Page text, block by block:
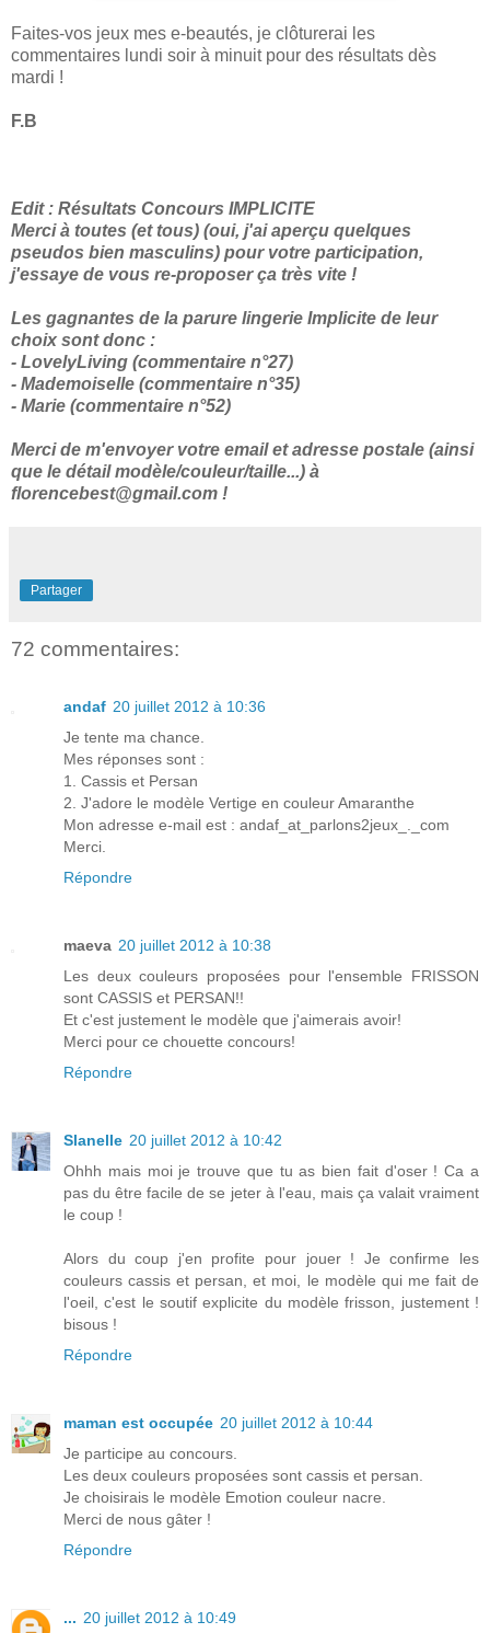
Faites-vos jeux mes e-beautés, je clôturerai les
commentaires lundi soir à minuit pour des résultats dès
mardi !
F.B
Edit : Résultats Concours IMPLICITE
Merci à toutes (et tous) (oui, j'ai aperçu quelques
pseudos bien masculins) pour votre participation,
j'essaye de vous re-proposer ça très vite !
Les gagnantes de la parure lingerie Implicite de leur
choix sont donc :
- LovelyLiving (commentaire n°27)
- Mademoiselle (commentaire n°35)
- Marie (commentaire n°52)
Merci de m'envoyer votre email et adresse postale (ainsi
que le détail modèle/couleur/taille...) à
florencebest@gmail.com !
Partager
72 commentaires:
andaf 20 juillet 2012 à 10:36
Je tente ma chance.
Mes réponses sont :
1. Cassis et Persan
2. J'adore le modèle Vertige en couleur Amaranthe
Mon adresse e-mail est : andaf_at_parlons2jeux_._com
Merci.
Répondre
maeva 20 juillet 2012 à 10:38
Les deux couleurs proposées pour l'ensemble FRISSON
sont CASSIS et PERSAN!!
Et c'est justement le modèle que j'aimerais avoir!
Merci pour ce chouette concours!
Répondre
Slanelle 20 juillet 2012 à 10:42
Ohhh mais moi je trouve que tu as bien fait d'oser ! Ca a
pas du être facile de se jeter à l'eau, mais ça valait vraiment
le coup !
Alors du coup j'en profite pour jouer ! Je confirme les
couleurs cassis et persan, et moi, le modèle qui me fait de
l'oeil, c'est le soutif explicite du modèle frisson, justement !
bisous !
Répondre
maman est occupée 20 juillet 2012 à 10:44
Je participe au concours.
Les deux couleurs proposées sont cassis et persan.
Je choisirais le modèle Emotion couleur nacre.
Merci de nous gâter !
Répondre
... 20 juillet 2012 à 10:49